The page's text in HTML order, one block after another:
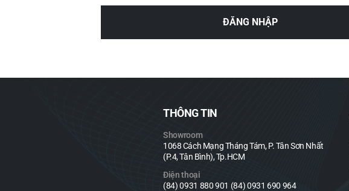
ĐĂNG NHẬP
THÔNG TIN
Showroom
1068 Cách Mạng Tháng Tám, P. Tân Sơn Nhất
(P.4, Tân Bình), Tp.HCM
Điện thoại
(84) 0931 880 901 (84) 0931 690 964